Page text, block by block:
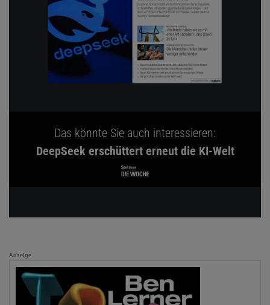
Das könnte Sie auch interessieren:
DeepSeek erschüttert erneut die KI-Welt
Anzeige